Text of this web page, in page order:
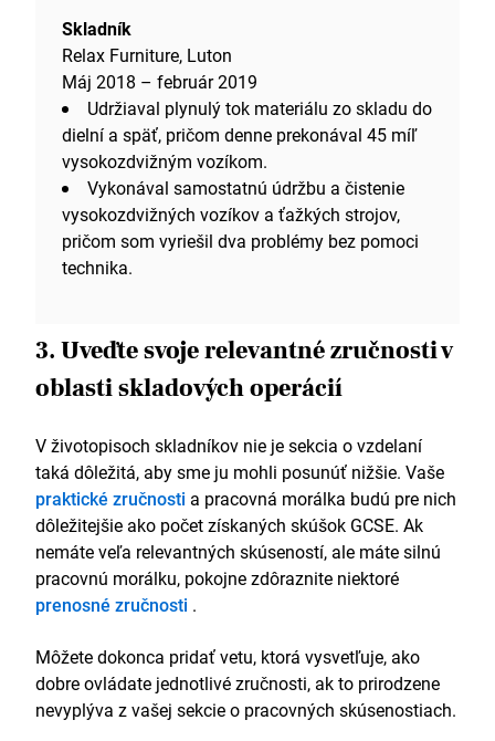
Skladník
Relax Furniture, Luton
Máj 2018 – február 2019
Udržiaval plynulý tok materiálu zo skladu do
dielní a späť, pričom denne prekonával 45 míľ
vysokozdvižným vozíkom.
Vykonával samostatnú údržbu a čistenie
vysokozdvižných vozíkov a ťažkých strojov,
pričom som vyriešil dva problémy bez pomoci
technika.
3. Uveďte svoje relevantné zručnosti v
oblasti skladových operácií
V životopisoch skladníkov nie je sekcia o vzdelaní
taká dôležitá, aby sme ju mohli posunúť nižšie. Vaše
praktické zručnosti a pracovná morálka budú pre nich
dôležitejšie ako počet získaných skúšok GCSE. Ak
nemáte veľa relevantných skúseností, ale máte silnú
pracovnú morálku, pokojne zdôraznite niektoré
prenosné zručnosti .
Môžete dokonca pridať vetu, ktorá vysvetľuje, ako
dobre ovládate jednotlivé zručnosti, ak to prirodzene
nevyplýva z vašej sekcie o pracovných skúsenostiach.